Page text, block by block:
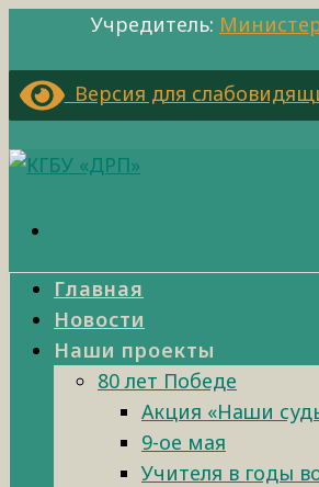
Учредитель:
Версия для
Главная
Новости
Наши проекты
80 лет Победе
Акция «Наши
9-ое мая
Учителя в годы